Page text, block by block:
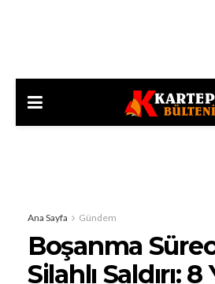
Ana Sayfa Gündem
Boşanma
Silahlı Saldırı: 8